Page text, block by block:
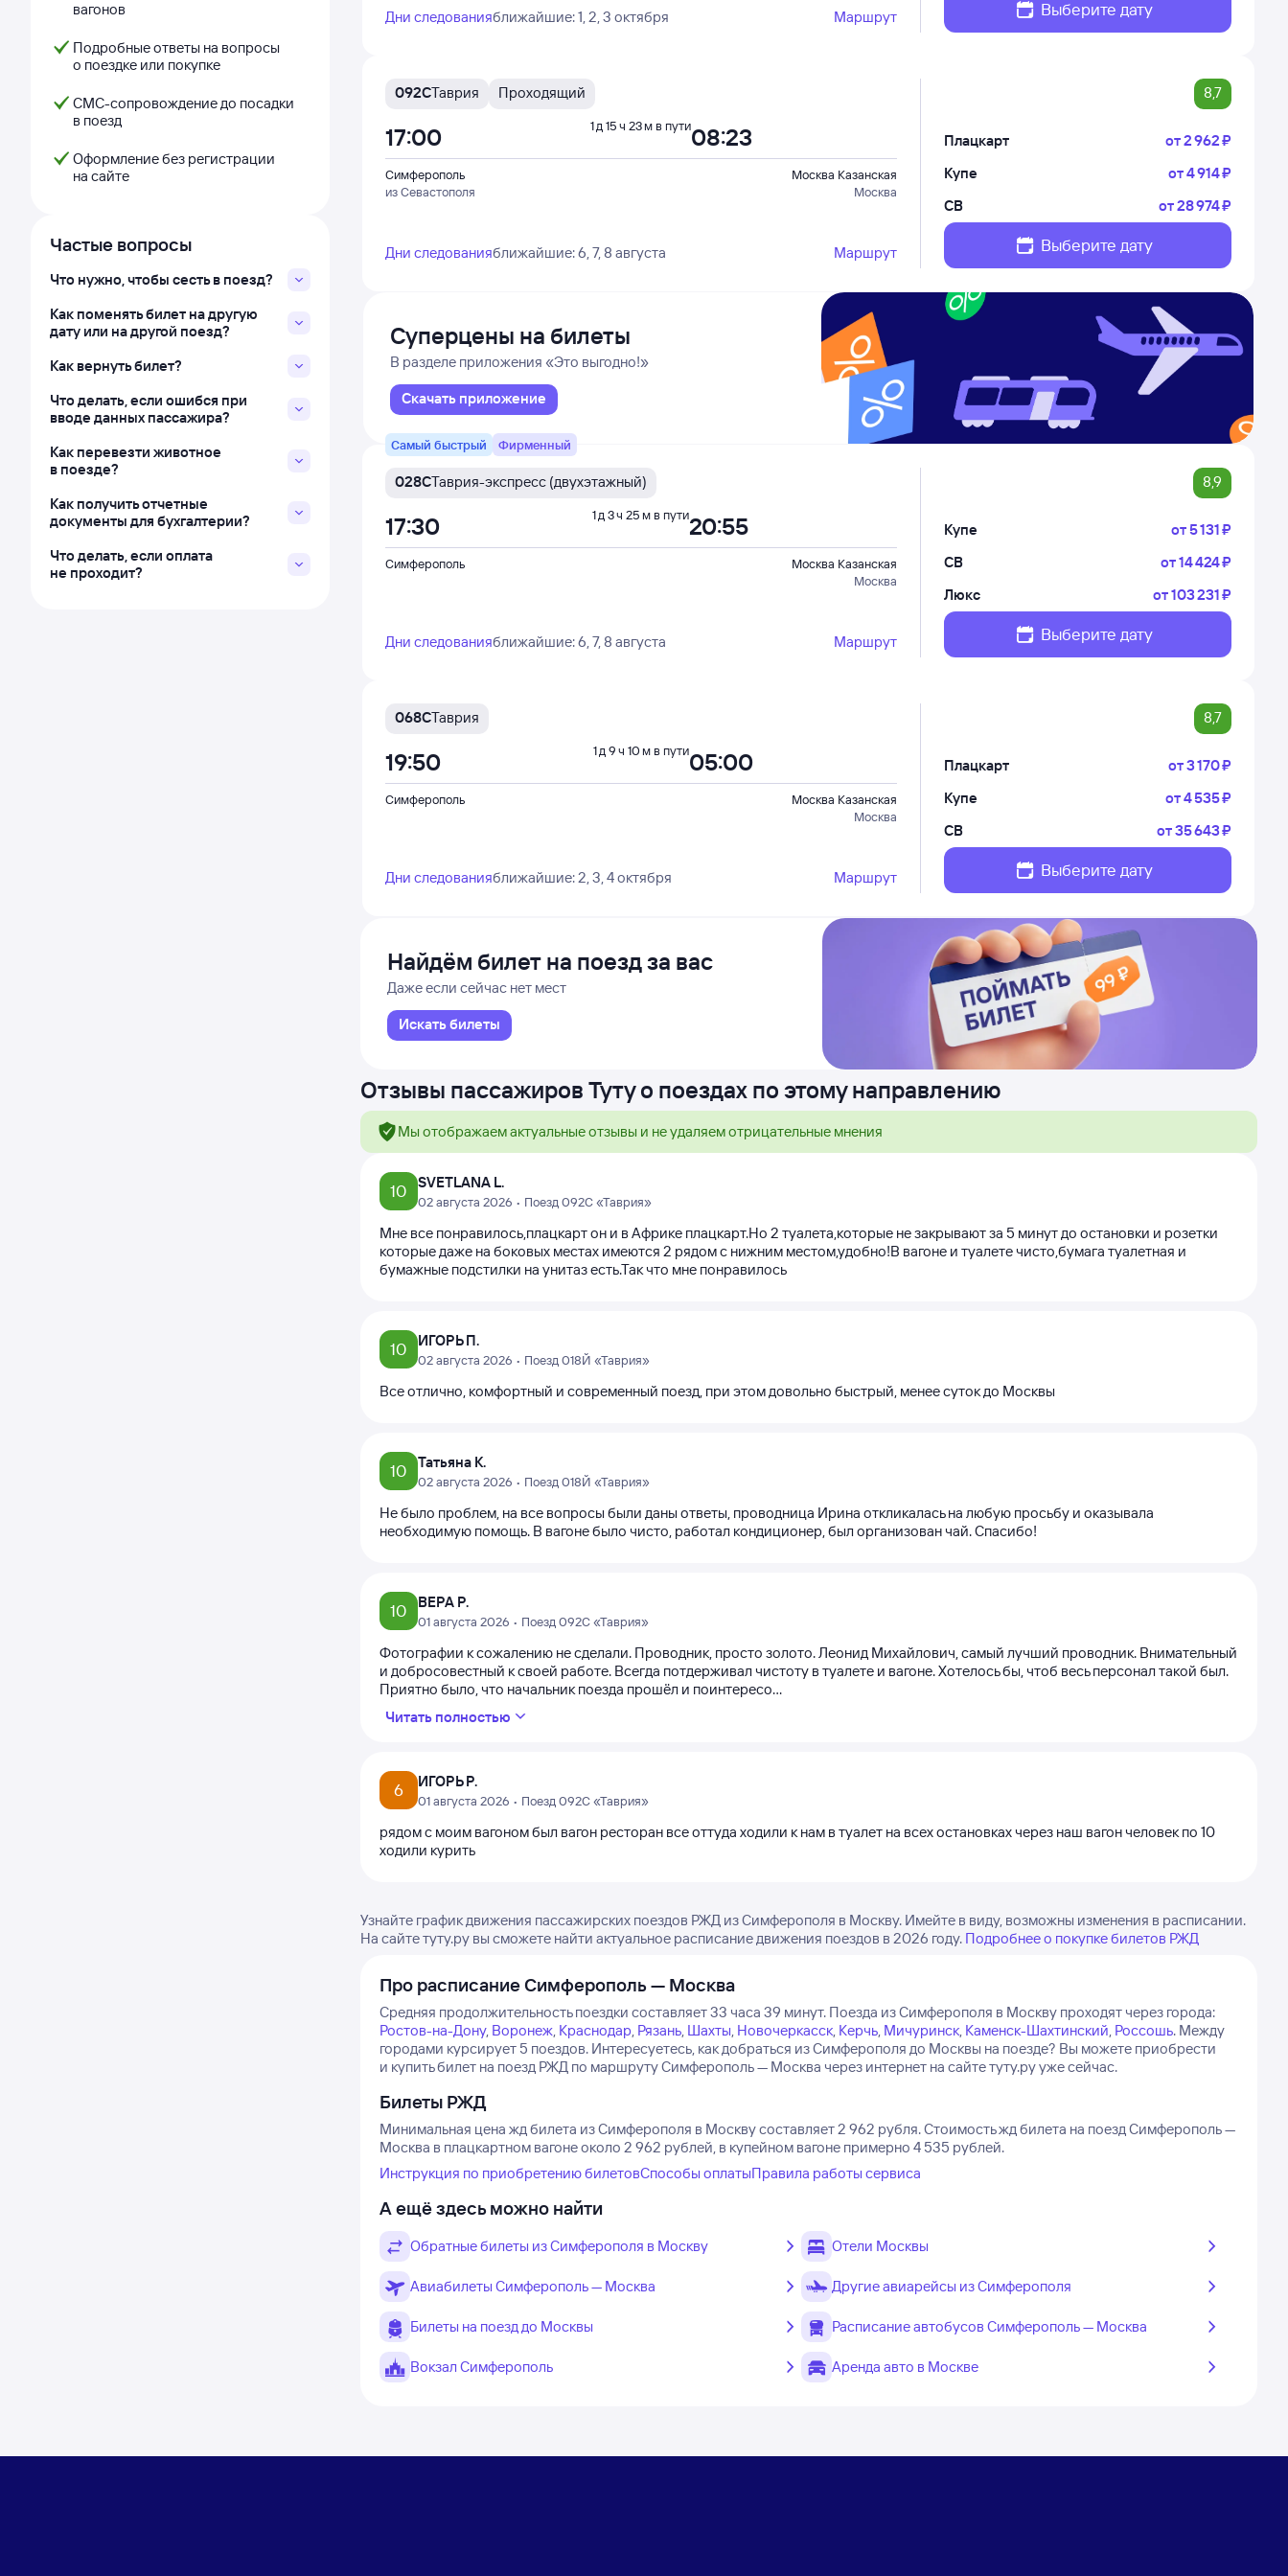
вагонов
Подробные ответы на вопросы
о поездке или покупке
СМС-сопровождение до посадки
в поезд
Оформление без регистрации
на сайте
Частые вопросы
Что нужно, чтобы сесть в поезд?
Как поменять билет на другую
дату или на другой поезд?
Как вернуть билет?
Что делать, если ошибся при
вводе данных пассажира?
Как перевезти животное
в поезде?
Как получить отчетные
документы для бухгалтерии?
Что делать, если оплата
не проходит?
Дни следованияближайшие: 1, 2, 3 октября Маршрут Выберите дату
092СТаврия Проходящий 8,7
Симферополь
из Севастополя
Москва Казанская
Москва
17:00 08:23
1 д 15 ч 23 м в пути
Дни следованияближайшие: 6, 7, 8 августа Маршрут
Плацкарт от2 ⁠962 ⁠₽
Купе
от4 ⁠914 ⁠₽
СВ
от28 ⁠974 ⁠₽
Выберите дату
Суперцены на билеты
В разделе приложения «Это выгодно!»
Скачать приложение
Самый быстрый Фирменный
028СТаврия-экспресс (двухэтажный) 8,9
Симферополь
Москва Казанская
Москва
17:30 20:55
1 д 3 ч 25 м в пути
Дни следованияближайшие: 6, 7, 8 августа Маршрут
Купе от5 ⁠131 ⁠₽
СВ
от14 ⁠424 ⁠₽
Люкс
от103 ⁠231 ⁠₽
Выберите дату
068СТаврия 8,7
Симферополь
Москва Казанская
Москва
19:50 05:00
1 д 9 ч 10 м в пути
Дни следованияближайшие: 2, 3, 4 октября Маршрут
Плацкарт от3 ⁠170 ⁠₽
Купе
от4 ⁠535 ⁠₽
СВ
от35 ⁠643 ⁠₽
Выберите дату
Найдём билет на поезд за вас
Даже если сейчас нет мест
Искать билеты
Отзывы пассажиров Туту о поездах по этому направлению
Мы отображаем актуальные отзывы и не удаляем отрицательные мнения
10 SVETLANA L.
02 августа 2026 • Поезд 092С «Таврия»
Мне все понравилось,плацкарт он и в Африке плацкарт.Но 2 туалета,которые не закрывают за 5 минут до остановки и розетки
которые даже на боковых местах имеются 2 рядом с нижним местом,удобно!В вагоне и туалете чисто,бумага туалетная и
бумажные подстилки на унитаз есть.Так что мне понравилось
10 ИГОРЬ П.
02 августа 2026 • Поезд 018Й «Таврия»
Все отлично, комфортный и современный поезд, при этом довольно быстрый, менее суток до Москвы
10 Татьяна К.
02 августа 2026 • Поезд 018Й «Таврия»
Не было проблем, на все вопросы были даны ответы, проводница Ирина откликалась на любую просьбу и оказывала
необходимую помощь. В вагоне было чисто, работал кондиционер, был организован чай. Спасибо!
10 ВЕРА Р.
01 августа 2026 • Поезд 092С «Таврия»
Фотографии к сожалению не сделали. Проводник, просто золото. Леонид Михайлович, самый лучший проводник. Внимательный
и добросовестный к своей работе. Всегда потдерживал чистоту в туалете и вагоне. Хотелось бы, чтоб весь персонал такой был.
Приятно было, что начальник поезда прошёл и поинтересо...
Читать полностью
6 ИГОРЬ Р.
01 августа 2026 • Поезд 092С «Таврия»
рядом с моим вагоном был вагон ресторан все оттуда ходили к нам в туалет на всех остановках через наш вагон человек по 10
ходили курить
Узнайте график движения пассажирских поездов РЖД из Симферополя в Москву. Имейте в виду, возможны изменения в расписании.
На сайте туту.ру вы сможете найти актуальное расписание движения поездов в 2026 году. Подробнее о покупке билетов РЖД
Про расписание Симферополь — Москва
Средняя продолжительность поездки составляет 33 часа 39 минут. Поезда из Симферополя в Москву проходят через города:
Ростов-на-Дону, Воронеж, Краснодар, Рязань, Шахты, Новочеркасск, Керчь, Мичуринск, Каменск-Шахтинский, Россошь. Между
городами курсирует 5 поездов. Интересуетесь, как добраться из Симферополя до Москвы на поезде? Вы можете приобрести
и купить билет на поезд РЖД по маршруту Симферополь — Москва через интернет на сайте туту.ру уже сейчас.
Билеты РЖД
Минимальная цена жд билета из Симферополя в Москву составляет 2 962 рубля.Стоимость жд билета на поезд Симферополь —
Москва в плацкартном вагоне около 2 962 рублей, в купейном вагоне примерно 4 535 рублей.
Инструкция по приобретению билетовСпособы оплатыПравила работы сервиса
А ещё здесь можно найти
Обратные билеты из Симферополя в Москву Отели Москвы
Авиабилеты Симферополь — Москва Другие авиарейсы из Симферополя
Билеты на поезд до Москвы Расписание автобусов Симферополь — Москва
Вокзал Симферополь Аренда авто в Москве